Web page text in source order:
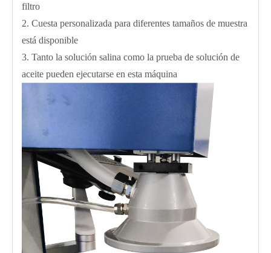
filtro
2. Cuesta personalizada para diferentes tamaños de muestra
está disponible
3. Tanto la solución salina como la prueba de solución de
aceite pueden ejecutarse en esta máquina